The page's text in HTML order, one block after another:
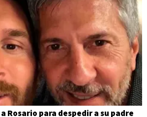
Rosario para despedir a su padre